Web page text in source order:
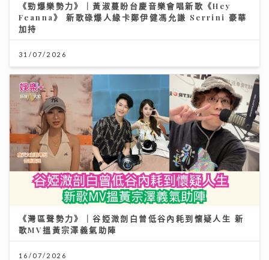
《勁爆樂勢力》｜黃淑蔓盼台慶音樂會唱新歌《Hey
Feanna》 新歌碌爆人緣卡鄭伊健馮允謙 Serrini 豪華
加持
31/07/2026
《灣區聲勢力》｜谷婭溦剖白曾低谷內耗到懷疑人生 新
歌MV搵黃宗澤義氣助陣
16/07/2026